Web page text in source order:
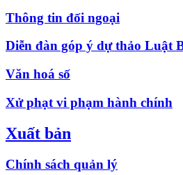
Thông tin đối ngoại
Diễn đàn góp ý dự thảo Luật
Văn hoá số
Xử phạt vi phạm hành chính
Xuất bản
Chính sách quản lý